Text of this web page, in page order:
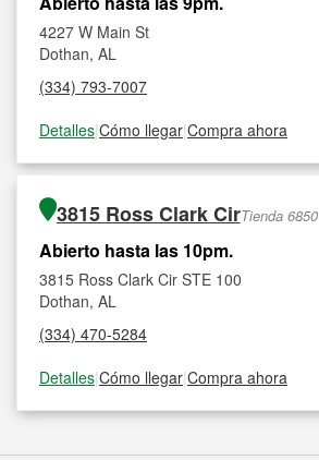
4227 W Main St
Dothan, AL
(334) 793-7007
Detalles|Cómo llegar|Compra ahora
3815 Ross Clark CirTienda 6850
Abierto hasta las 10pm.
3815 Ross Clark Cir STE 100
Dothan, AL
(334) 470-5284
Detalles|Cómo llegar|Compra ahora